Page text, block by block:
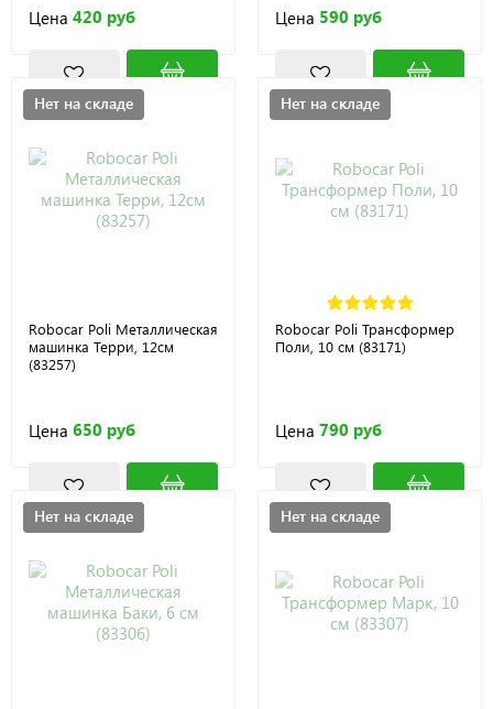
Цена 420 руб Цена 590 руб
Нет на складе
Robocar Poli Металлическая
машинка Терри, 12см
(83257)
Цена 650 руб
Нет на складе
Robocar Poli Трансформер
Поли, 10 см (83171)
Цена 790 руб
Нет на складе Нет на складе